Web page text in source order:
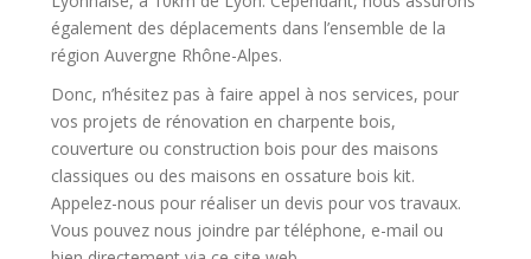
également des déplacements dans l’ensemble de la
région Auvergne Rhône-Alpes.
Donc, n’hésitez pas à faire appel à nos services, pour
vos projets de rénovation en charpente bois,
couverture ou construction bois pour des maisons
classiques ou des maisons en ossature bois kit.
Appelez-nous pour réaliser un devis pour vos travaux.
Vous pouvez nous joindre par téléphone, e-mail ou